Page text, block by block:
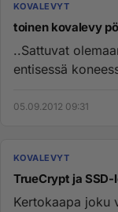
KOVALEVYT
toinen kovalevy
..Sattuvat
entisessä
05.09.2012 09:31
KOVALEVYT
TrueCrypt ja
Kertokaapa joku